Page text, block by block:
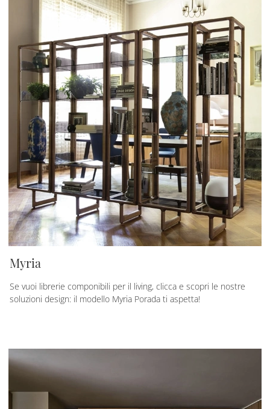
Myria
Se vuoi librerie componibili per il living, clicca e scopri le nostre
soluzioni design: il modello Myria Porada ti aspetta!